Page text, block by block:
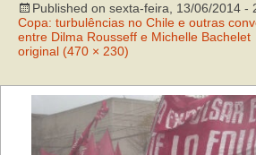
Published on sexta-feira, 13/06/2014 -
Copa: turbulências no Chile e outras
entre Dilma Rousseff e Michelle Bachelet
original (470 × 230)